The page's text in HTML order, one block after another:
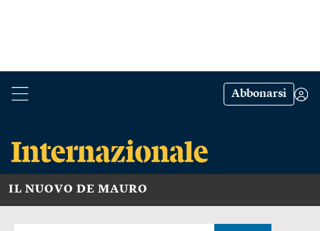
Abbonarsi
IL NUOVO DE MAURO